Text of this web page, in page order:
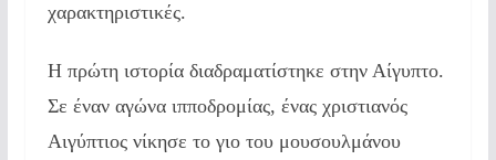
χαρακτηριστικές.
Η πρώτη ιστορία διαδραματίστηκε στην Αίγυπτο.
Σε έναν αγώνα ιπποδρομίας, ένας χριστιανός
Αιγύπτιος νίκησε το γιο του μουσουλμάνου